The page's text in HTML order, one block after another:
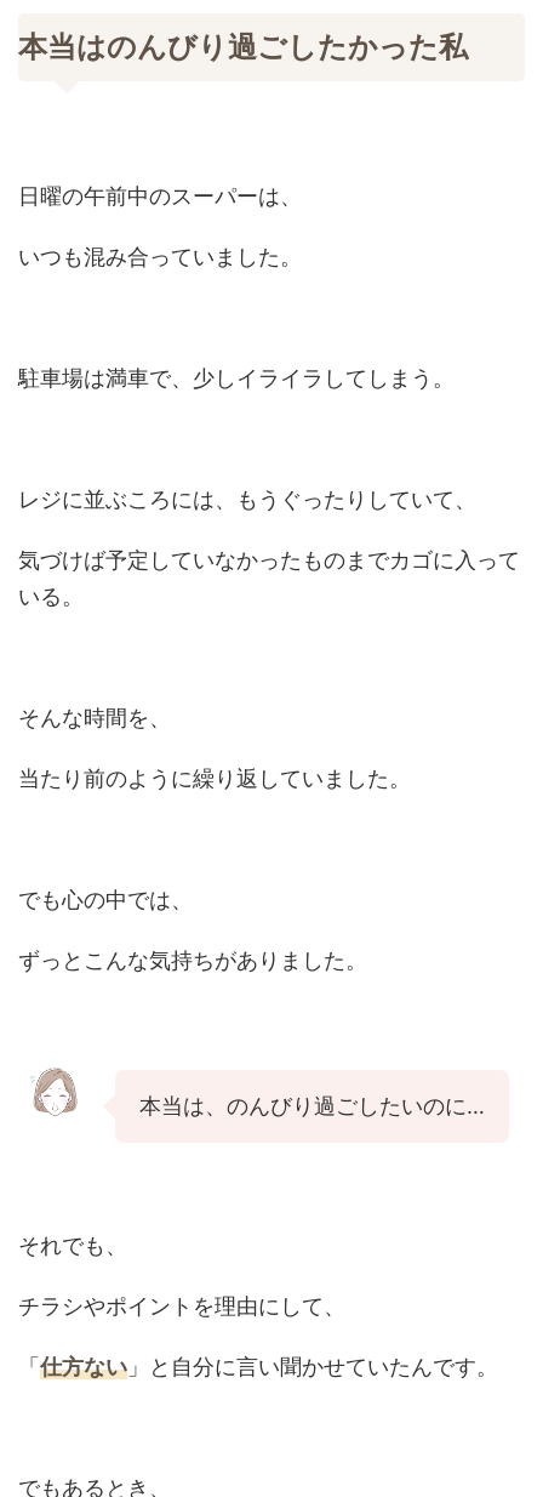
本当はのんびり過ごしたかった私
日曜の午前中のスーパーは、
いつも混み合っていました。
駐車場は満車で、少しイライラしてしまう。
レジに並ぶころには、もうぐったりしていて、
気づけば予定していなかったものまでカゴに入って
いる。
そんな時間を、
当たり前のように繰り返していました。
でも心の中では、
ずっとこんな気持ちがありました。
本当は、のんびり過ごしたいのに…
それでも、
チラシやポイントを理由にして、
「仕方ない 」と自分に言い聞かせていたんです。
でもあるとき、